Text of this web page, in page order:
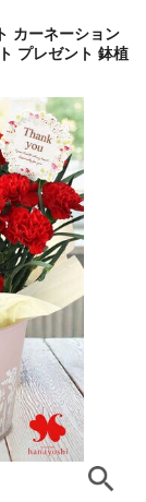
カーネーション
プレゼント 鉢植